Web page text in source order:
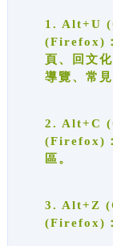
1. Alt+U
(Firefox)
頁、回文
導覽、常見
2. Alt+C
(Firefox)
區。
3. Alt+Z
(Firefox)